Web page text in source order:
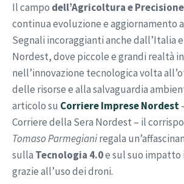
Il campo dell’Agricoltura e
continua evoluzione e aggiornamento
Segnali incoraggianti anche dall’Italia
Nordest, dove piccole e grandi realtà
nell’innovazione tecnologica volta
delle risorse e alla salvaguardia
articolo su Corriere Imprese Nordest
Corriere della Sera Nordest – il
Tomaso Parmegianiregala
sulla Tecnologia 4.0e sul suo impatto
grazie all’uso dei droni.